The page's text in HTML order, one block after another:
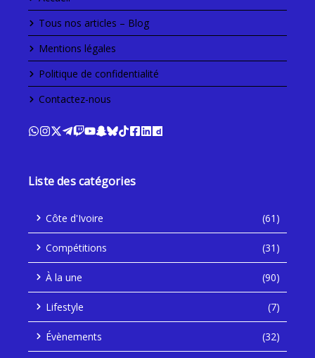
Tous nos articles – Blog
Mentions légales
Politique de confidentialité
Contactez-nous
Liste des catégories
Côte d'Ivoire (61)
Compétitions (31)
À la une (90)
Lifestyle (7)
Évènements (32)